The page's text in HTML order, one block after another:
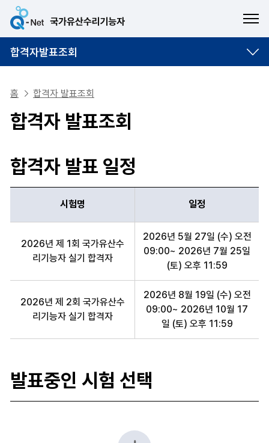
합격자발표조회
홈 합격자 발표조회
합격자 발표조회
합격자 발표 일정
시험명, 일정 항목 순으로 합격자 발표 일정 안내표
시험명 일정
2026년 제 1회 국가유산수
리기능자 실기 합격자
2026년 5월 27일 (수) 오전
09:00~ 2026년 7월 25일
(토) 오후 11:59
2026년 제 2회 국가유산수
리기능자 실기 합격자
2026년 8월 19일 (수) 오전
09:00~ 2026년 10월 17
일 (토) 오후 11:59
발표중인 시험 선택